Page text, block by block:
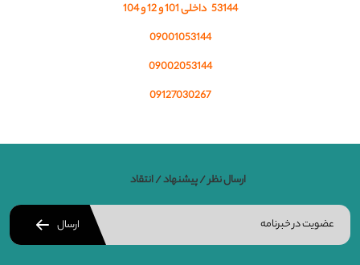
53144 داخلی 101 و 12 و 104
09001053144
09002053144
09127030267
ارسال نظر / پیشنهاد / انتقاد
ارسال